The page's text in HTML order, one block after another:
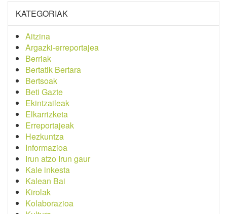
KATEGORIAK
Aitzina
Argazki-erreportajea
Berriak
Bertatik Bertara
Bertsoak
Beti Gazte
Ekintzaileak
Elkarrizketa
Erreportajeak
Hezkuntza
Informazioa
Irun atzo Irun gaur
Kale inkesta
Kalean Bai
Kirolak
Kolaborazioa